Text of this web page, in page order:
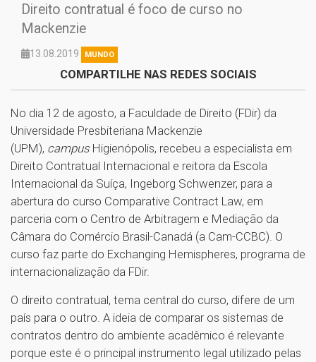
Direito contratual é foco de curso no
Mackenzie
13.08.2019 MUNDO
COMPARTILHE NAS REDES SOCIAIS
No dia 12 de agosto, a Faculdade de Direito (FDir) da
Universidade Presbiteriana Mackenzie
(UPM), campus Higienópolis, recebeu a especialista em
Direito Contratual Internacional e reitora da Escola
Internacional da Suíça, Ingeborg Schwenzer, para a
abertura do curso Comparative Contract Law, em
parceria com o Centro de Arbitragem e Mediação da
Câmara do Comércio Brasil-Canadá (a Cam-CCBC). O
curso faz parte do Exchanging Hemispheres, programa de
internacionalização da FDir.
O direito contratual, tema central do curso, difere de um
país para o outro. A ideia de comparar os sistemas de
contratos dentro do ambiente acadêmico é relevante
porque este é o principal instrumento legal utilizado pelas